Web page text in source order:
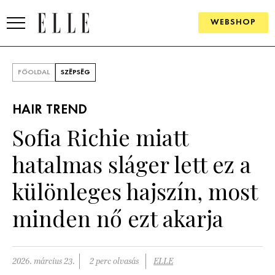
WEBSHOP
SZÉPSÉG
PÁRKAPCSOLAT
FŐOLDAL SZÉPSÉG
HAIR TREND
Sofia Richie miatt
hatalmas sláger lett ez a
különleges hajszín, most
minden nő ezt akarja
2026. március 23. 2 perc olvasás ELLE